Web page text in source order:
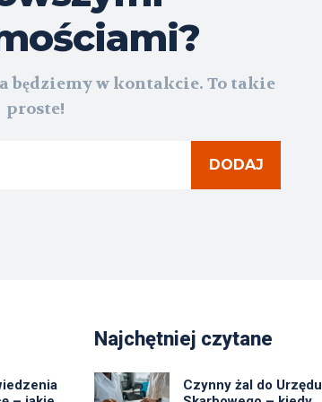
będziemy w kontakcie. To takie
proste!
DODAJ
Najchętniej czytane
Czynny żal do Urzędu